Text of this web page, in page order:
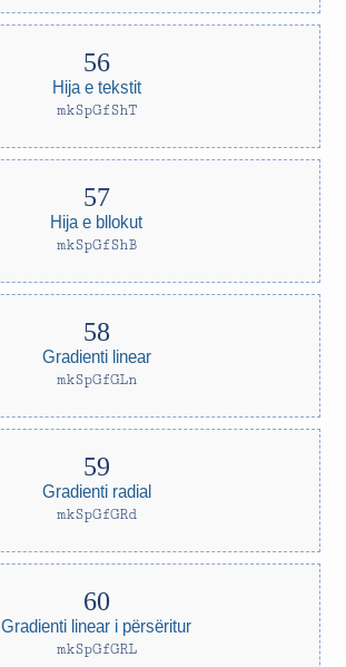
Hija e tekstit
mkSpGfShT
Hija e bllokut
mkSpGfShB
Gradienti linear
mkSpGfGLn
Gradienti radial
mkSpGfGRd
Gradienti linear i përsëritur
mkSpGfGRL